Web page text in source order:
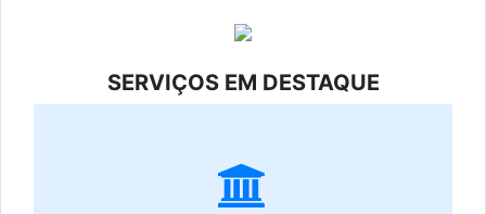
SERVIÇOS EM DESTAQUE